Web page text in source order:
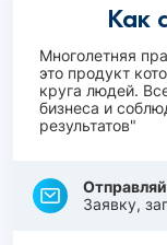
Как
Многолетняя
это продукт
круга людей.
бизнеса и
результатов"
Заявку,